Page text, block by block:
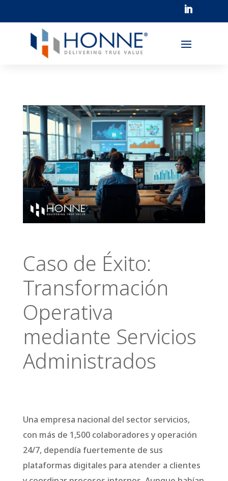
Caso de Éxito:
Transformación
Operativa
mediante Servicios
Administrados
Una empresa nacional del sector servicios,
con más de 1,500 colaboradores y operación
24/7, dependía fuertemente de sus
plataformas digitales para atender a clientes